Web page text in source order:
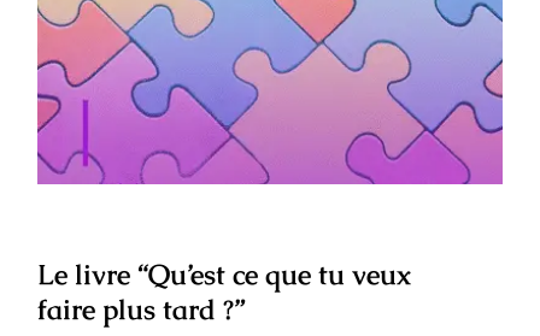
Le livre “Qu’est ce que tu veux faire
plus tard ?”
Le livre “Qu’est ce que tu veux
faire plus tard ?”